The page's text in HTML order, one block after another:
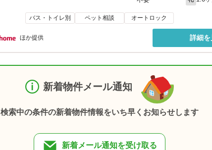
バス・トイレ別 ペット相談 オートロック
ほか提供 詳細を
新着物件メール通知
検索中の条件の新着物件情報をいち早くお知らせします
新着メール通知を受け取る